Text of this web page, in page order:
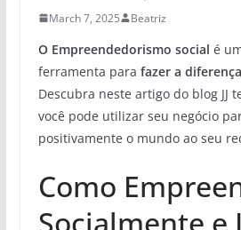
March 7, 2025 Beatriz
O Empreendedorismo social é
ferramenta para fazer a diferença
Descubra neste artigo do blog JJ
você pode utilizar seu negócio
positivamente o mundo ao seu
Como